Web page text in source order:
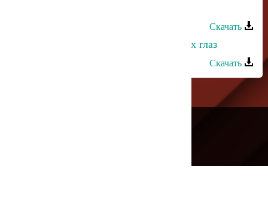
Скачать
Марина Мустафаева - Солнце моих глаз
Скачать